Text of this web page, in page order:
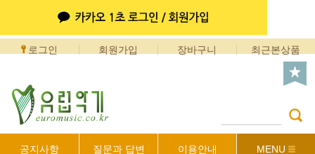
로그인 회원가입 장바구니 최근본상품
공지사항 질문과 답변 이용안내 MENU